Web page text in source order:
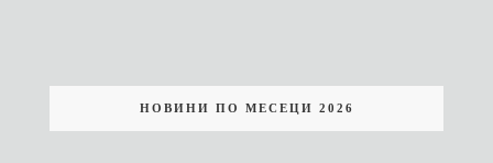
НОВИНИ ПО МЕСЕЦИ 2026